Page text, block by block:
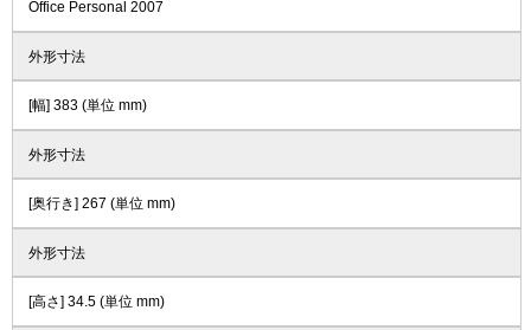
Office Personal 2007
外形寸法
[幅] 383 (単位 mm)
外形寸法
[奥行き] 267 (単位 mm)
外形寸法
[高さ] 34.5 (単位 mm)